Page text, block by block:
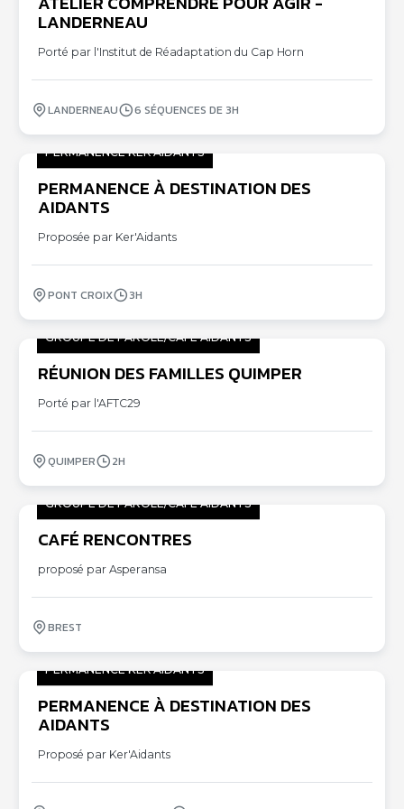
01
10
LANDERNEAU
Porté par l'Institut de Réadaptation du Cap Horn
LANDERNEAU 6 SÉQUENCES DE 3H
02
10
PERMANENCE KER'AIDANTS
PERMANENCE À DESTINATION DES
AIDANTS
Proposée par Ker'Aidants
PONT CROIX 3H
02
10
GROUPE DE PAROLE/CAFÉ AIDANTS
RÉUNION DES FAMILLES QUIMPER
Porté par l'AFTC29
QUIMPER 2H
03
GROUPE DE PAROLE/CAFÉ AIDANTS
CAFÉ RENCONTRES
proposé par Asperansa
BREST
05
10
PERMANENCE KER'AIDANTS
PERMANENCE À DESTINATION DES
AIDANTS
Proposé par Ker'Aidants